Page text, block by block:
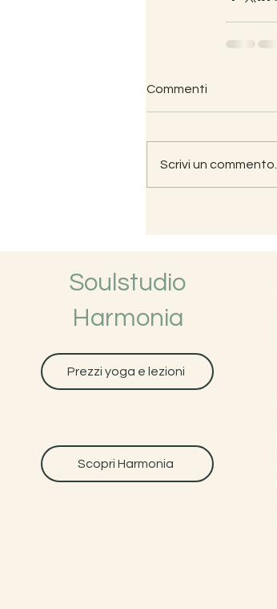
Commenti
Scrivi un commento...
Soulstudio
Harmonia
Prezzi yoga e lezioni
Scopri Harmonia